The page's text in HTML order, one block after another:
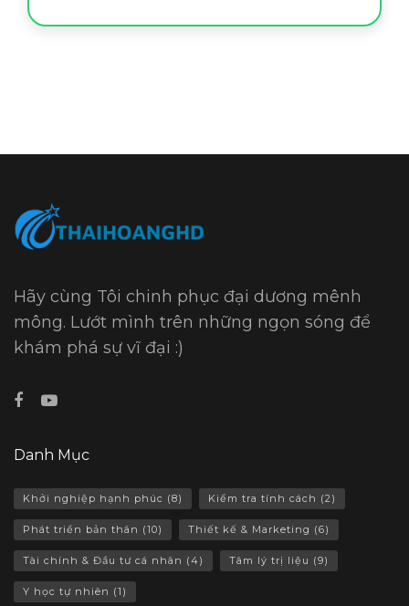
Hãy cùng Tôi chinh phục đại dương mênh
mông. Lướt mình trên những ngọn sóng để
khám phá sự vĩ đại :)
Danh Mục
Khởi nghiệp hạnh phúc (8) Kiểm tra tính cách (2)
Phát triển bản thân (10) Thiết kế & Marketing (6)
Tài chính & Đầu tư cá nhân (4) Tâm lý trị liệu (9)
Y học tự nhiên (1)